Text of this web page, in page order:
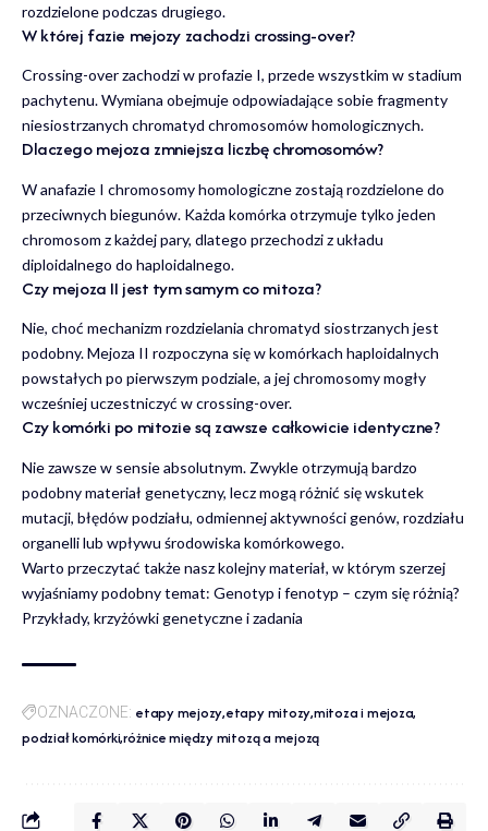
rozdzielone podczas drugiego.
W której fazie mejozy zachodzi crossing-over?
Crossing-over zachodzi w profazie I, przede wszystkim w stadium
pachytenu. Wymiana obejmuje odpowiadające sobie fragmenty
niesiostrzanych chromatyd chromosomów homologicznych.
Dlaczego mejoza zmniejsza liczbę chromosomów?
W anafazie I chromosomy homologiczne zostają rozdzielone do
przeciwnych biegunów. Każda komórka otrzymuje tylko jeden
chromosom z każdej pary, dlatego przechodzi z układu
diploidalnego do haploidalnego.
Czy mejoza II jest tym samym co mitoza?
Nie, choć mechanizm rozdzielania chromatyd siostrzanych jest
podobny. Mejoza II rozpoczyna się w komórkach haploidalnych
powstałych po pierwszym podziale, a jej chromosomy mogły
wcześniej uczestniczyć w crossing-over.
Czy komórki po mitozie są zawsze całkowicie identyczne?
Nie zawsze w sensie absolutnym. Zwykle otrzymują bardzo
podobny materiał genetyczny, lecz mogą różnić się wskutek
mutacji, błędów podziału, odmiennej aktywności genów, rozdziału
organelli lub wpływu środowiska komórkowego.
Warto przeczytać także nasz kolejny materiał, w którym szerzej
wyjaśniamy podobny temat: Genotyp i fenotyp – czym się różnią?
Przykłady, krzyżówki genetyczne i zadania
OZNACZONE: etapy mejozy etapy mitozymitoza i mejoza
podział komórkiróżnice między mitozą a mejozą